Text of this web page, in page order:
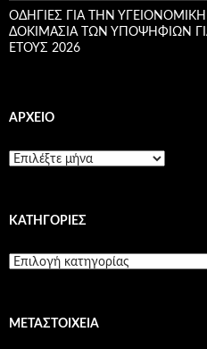
ΟΔΗΓΙΕΣ ΓΙΑ ΤΗΝ ΥΓΕΙΟΝΟΜΙΚΗ
ΔΟΚΙΜΑΣΙΑ ΤΩΝ ΥΠΟΨΗΦΙΩΝ
ETOYΣ 2026
ΑΡΧΕΊΟ
Α
ίKΑΤΗΓΟΡΊΕΣ
K
γ
ΜΕΤΑΣΤΟΙΧΕΊΑ